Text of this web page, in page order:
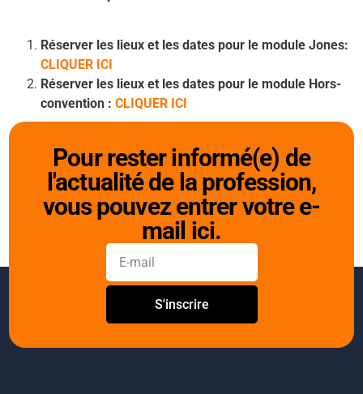
Réserver les lieux et les dates pour le module Jones:
CLIQUER ICI
Réserver les lieux et les dates pour le module Hors-
convention : CLIQUER ICI
Pour rester informé(e) de
l'actualité de la profession,
vous pouvez entrer votre e-
mail ici.
S'inscrire